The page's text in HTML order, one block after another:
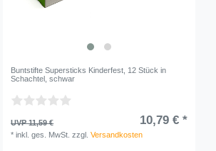
Buntstifte Supersticks Kinderfest, 12 Stück in
Schachtel, schwar
UVP 11,59 € 10,79 € *
*inkl. ges. MwSt. zzgl.Versandkosten